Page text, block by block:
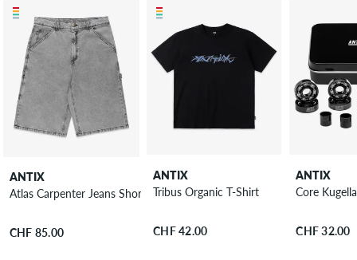
ANTIX
Atlas Carpenter Jeans Shorts
CHF 85.00
ANTIX
Tribus Organic T-Shirt
CHF 42.00
ANTIX
Core
CHF 32.00